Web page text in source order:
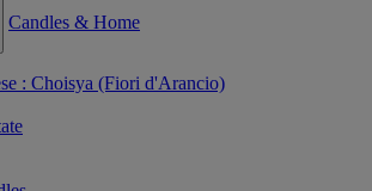
Candles & Home
: Choisya (Fiori d'Arancio)